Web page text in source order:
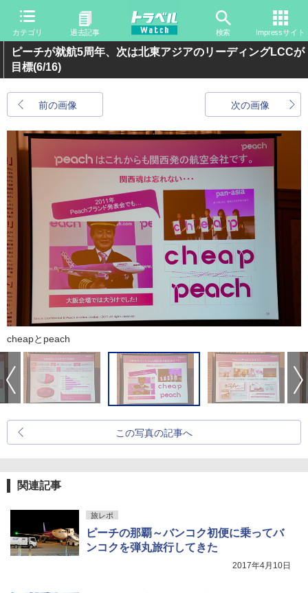
カテゴリ 過去記事 検索 Impressサイト
ピーチが就航5周年、次は北東アジアのリーディングLCCが
目標(6/16)
前の画像 次の画像
cheapとpeach
この写真の記事へ
関連記事
旅レポ
ピーチの那覇～バンコク初便に乗ってバ
ンコクを弾丸旅行してきた
2017年4月10日